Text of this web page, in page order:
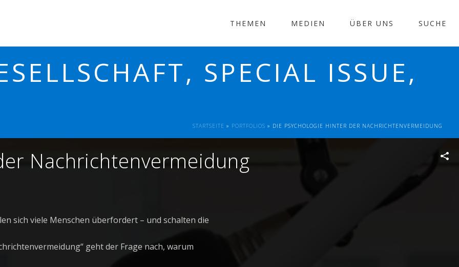
THEMEN MEDIEN ÜBER UNS SUCHE
SPECIAL ISSUE,
STARTSEITE » PORTFOLIOS » DIE PSYCHOLOGIE HINTER DER NACHRICHTENVERMEIDUNG
Nachrichtenvermeidung
sich viele Menschen überfordert – und schalten die
geht der Frage nach, warum